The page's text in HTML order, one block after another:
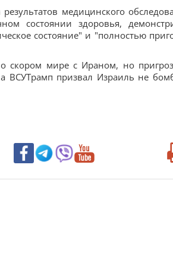
медицинского
состоянии здоровья,
состояние" и "полностью
о скором мире с Ираном, но
ВСУТрамп призвал Израиль не